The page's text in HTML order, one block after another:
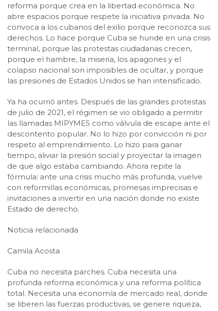
reforma porque crea en la libertad económica. No
abre espacios porque respete la iniciativa privada. No
convoca a los cubanos del exilio porque reconozca sus
derechos. Lo hace porque Cuba se hunde en una crisis
terminal, porque las protestas ciudadanas crecen,
porque el hambre, la miseria, los apagones y el
colapso nacional son imposibles de ocultar, y porque
las presiones de Estados Unidos se han intensificado.
Ya ha ocurrió antes. Después de las grandes protestas
de julio de 2021, el régimen se vio obligado a permitir
las llamadas MIPYMES como válvula de escape ante el
descontento popular. No lo hizo por convicción ni por
respeto al emprendimiento. Lo hizo para ganar
tiempo, aliviar la presión social y proyectar la imagen
de que algo estaba cambiando. Ahora repite la
fórmula: ante una crisis mucho más profunda, vuelve
con reformillas económicas, promesas imprecisas e
invitaciones a invertir en una nación donde no existe
Estado de derecho.
Noticia relacionada
Camila Acosta
Cuba no necesita parches. Cuba necesita una
profunda reforma económica y una reforma política
total. Necesita una economía de mercado real, donde
se liberen las fuerzas productivas, se genere riqueza,